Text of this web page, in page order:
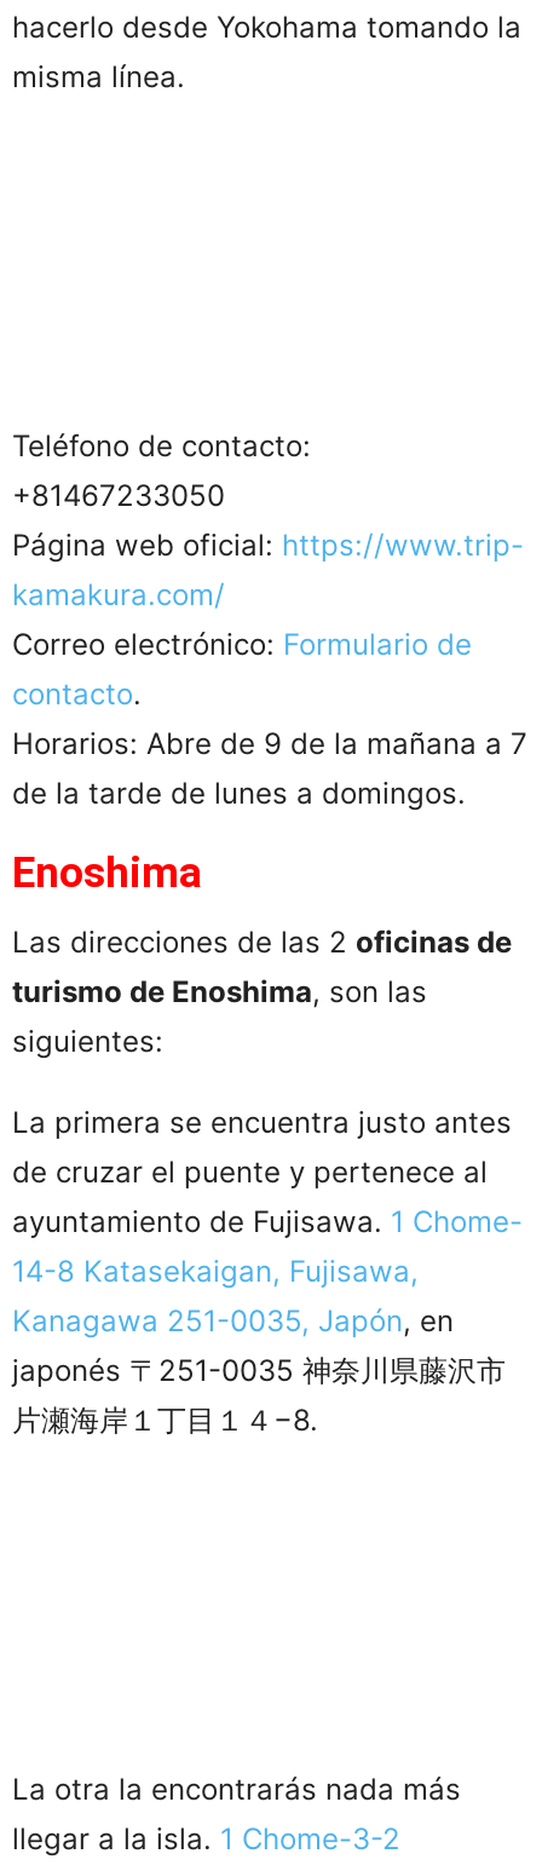
hacerlo desde Yokohama tomando la
misma línea.
Teléfono de contacto:
+81467233050
Página web oficial: https://www.trip-
kamakura.com/
Correo electrónico: Formulario de
contacto.
Horarios: Abre de 9 de la mañana a 7
de la tarde de lunes a domingos.
Enoshima
Las direcciones de las 2 oficinas de
turismo de Enoshima, son las
siguientes:
La primera se encuentra justo antes
de cruzar el puente y pertenece al
ayuntamiento de Fujisawa. 1 Chome-
14-8 Katasekaigan, Fujisawa,
Kanagawa 251-0035, Japón, en
japonés 〒251-0035 神奈川県藤沢市
片瀬海岸１丁目１４−8.
La otra la encontrarás nada más
llegar a la isla. 1 Chome-3-2